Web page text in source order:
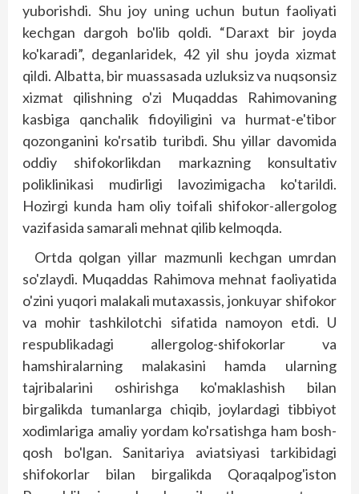
yuborishdi. Shu joy uning uchun butun faoliyati
kechgan dargoh bo'lib qoldi. “Daraxt bir joyda
ko'karadi”, deganlaridek, 42 yil shu joyda xizmat
qildi. Albatta, bir muassasada uzluksiz va nuqsonsiz
xizmat qilishning o'zi Muqaddas Rahimovaning
kasbiga qanchalik fidoyiligini va hurmat-e'tibor
qozonganini ko'rsatib turibdi. Shu yillar davomida
oddiy shifokorlikdan markazning konsultativ
poliklinikasi mudirligi lavozimigacha ko'tarildi.
Hozirgi kunda ham oliy toifali shifokor-allergolog
vazifasida samarali mehnat qilib kelmoqda.
Ortda qolgan yillar mazmunli kechgan umrdan
so'zlaydi. Muqaddas Rahimova mehnat faoliyatida
o'zini yuqori malakali mutaxassis, jonkuyar shifokor
va mohir tashkilotchi sifatida namoyon etdi. U
respublikadagi allergolog-shifokorlar va
hamshiralarning malakasini hamda ularning
tajribalarini oshirishga ko'maklashish bilan
birgalikda tumanlarga chiqib, joylardagi tibbiyot
xodimlariga amaliy yordam ko'rsatishga ham bosh-
qosh bo'lgan. Sanitariya aviatsiyasi tarkibidagi
shifokorlar bilan birgalikda Qoraqalpog'iston